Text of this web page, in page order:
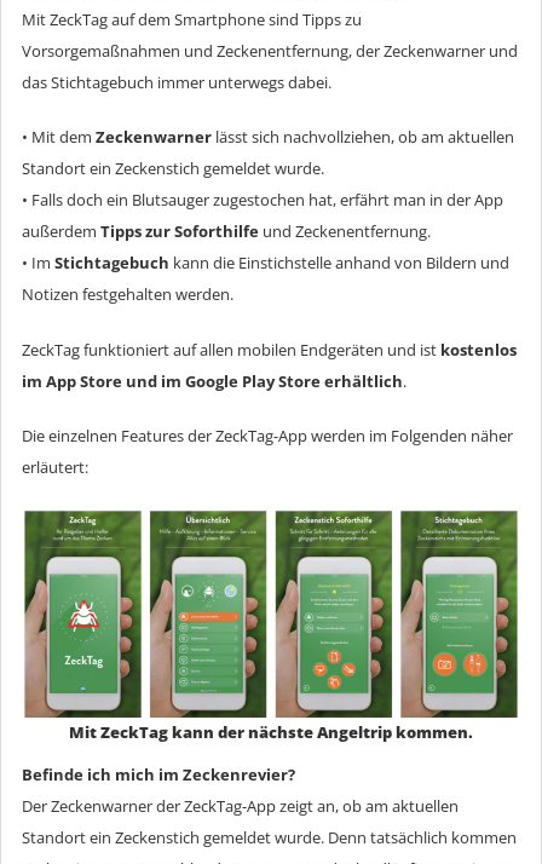
Mit ZeckTag auf dem Smartphone sind Tipps zu
Vorsorgemaßnahmen und Zeckenentfernung, der Zeckenwarner und
das Stichtagebuch immer unterwegs dabei.
• Mit dem Zeckenwarner lässt sich nachvollziehen, ob am aktuellen
Standort ein Zeckenstich gemeldet wurde.
• Falls doch ein Blutsauger zugestochen hat, erfährt man in der App
außerdem Tipps zur Soforthilfe und Zeckenentfernung.
• Im Stichtagebuch kann die Einstichstelle anhand von Bildern und
Notizen festgehalten werden.
ZeckTag funktioniert auf allen mobilen Endgeräten und ist kostenlos
im App Store und im Google Play Storeerhältlich.
Die einzelnen Features der ZeckTag-App werden im Folgenden näher
erläutert:
Mit ZeckTag kann der nächste Angeltrip kommen.
Befinde ich mich im Zeckenrevier?
Der Zeckenwarner der ZeckTag-App zeigt an, ob am aktuellen
Standort ein Zeckenstich gemeldet wurde. Denn tatsächlich kommen